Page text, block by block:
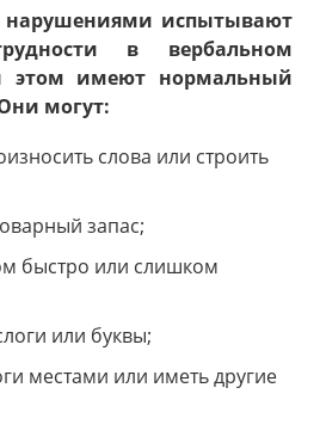
испытывают
в вербальном
этом имеют нормальный
могут:
слова или строить
запас;
быстро или слишком
или буквы;
местами или иметь другие